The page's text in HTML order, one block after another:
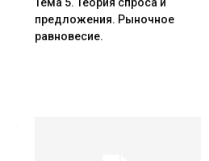
предложения. Рыночное
равновесие.